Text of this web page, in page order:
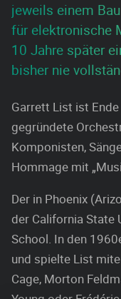
jeweils einem
für elektronische
10 Jahre später
bisher nie
Garrett List ist
gegründete
Komponisten,
Hommage mit
Der in Phoenix
der California State
School. In den
und spielte List
Cage, Morton